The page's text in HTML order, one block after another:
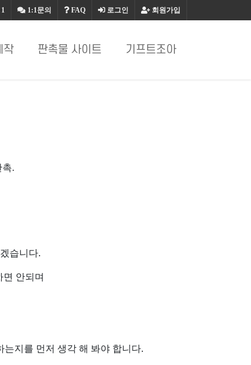
회원가입
로그인
FAQ
1:1문의
1
작 판촉물 사이트 기프트조아
.
습니다.
안되며
지를 먼저 생각 해 봐야 합니다.